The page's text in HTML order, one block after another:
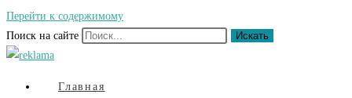
Перейти к содержимому
Поиск на сайте
Искать
Главная